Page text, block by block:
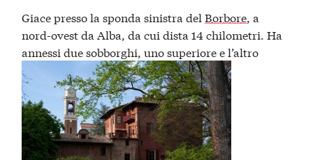
Giace presso la sponda sinistra delBorbore, a
nord-ovest da Alba, da cui dista 14 chilometri. Ha
annessi due sobborghi, uno superiore e l’altro